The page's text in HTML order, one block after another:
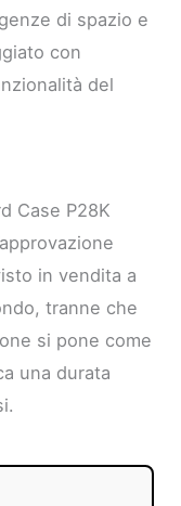
di spazio e
con
del
Case P28K
in vendita a
tranne che
si pone come
una durata